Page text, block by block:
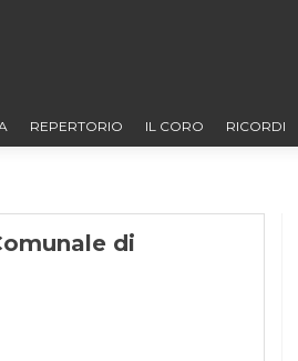
REPERTORIO IL CORO RICORDI
di